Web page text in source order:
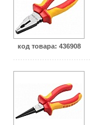
код товара: 436908